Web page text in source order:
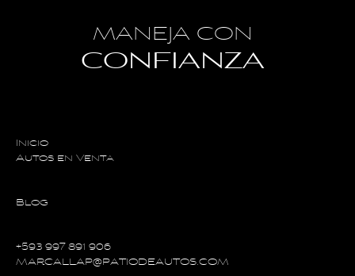
MANEJA CON
CONFIANZA
Inicio
Autos en Venta
Blog
+593 997 891 906
MARCALLAP@PATIODEAUTOS.COM